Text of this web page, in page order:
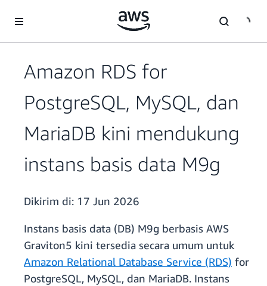
Amazon RDS for
PostgreSQL, MySQL, dan
MariaDB kini mendukung
instans basis data M9g
Dikirim di: 17 Jun 2026
Instans basis data (DB) M9g berbasis AWS
Graviton5 kini tersedia secara umum untuk
Amazon Relational Database Service (RDS) for
PostgreSQL, MySQL, dan MariaDB. Instans